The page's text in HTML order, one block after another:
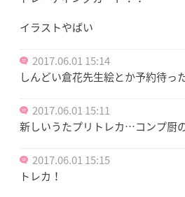
イラストやばい
2017.06.01 15:14
しんどい倉花先生絵とか予約待っ
2017.06.01 15:11
新しいうたプリトレカ…コンプ厨
2017.06.01 15:15
トレカ！